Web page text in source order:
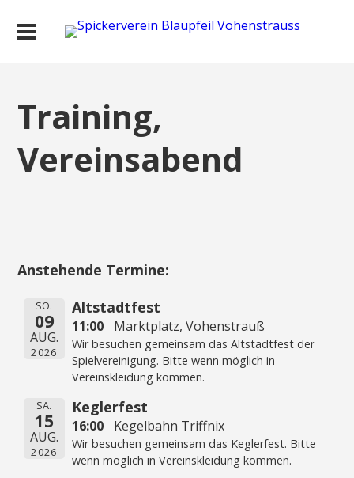
Training,
Vereinsabend
Anstehende Termine:
SO.
09
AUG.
2026
Altstadtfest
11:00 Marktplatz, Vohenstrauß
Wir besuchen gemeinsam das Altstadtfest der
Spielvereinigung. Bitte wenn möglich in
Vereinskleidung kommen.
SA.
15
AUG.
2026
Keglerfest
16:00 Kegelbahn Triffnix
Wir besuchen gemeinsam das Keglerfest. Bitte
wenn möglich in Vereinskleidung kommen.